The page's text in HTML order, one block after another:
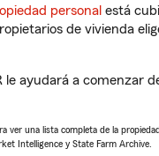
personal está
de vivienda
le ayudará a comenzar
ver una lista completa de la
Intelligence y State Farm Archive.